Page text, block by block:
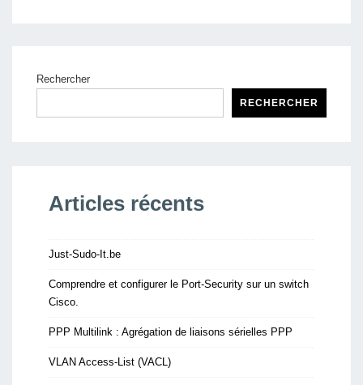
Rechercher
RECHERCHER
Articles récents
Just-Sudo-It.be
Comprendre et configurer le Port-Security sur un switch
Cisco.
PPP Multilink : Agrégation de liaisons sérielles PPP
VLAN Access-List (VACL)